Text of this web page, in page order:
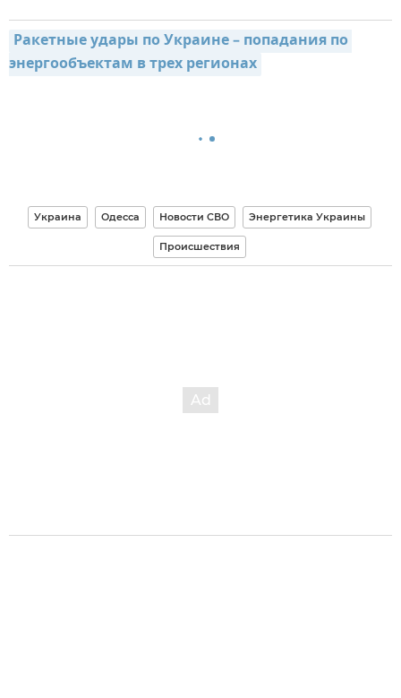
Ракетные удары по Украине – попадания по
энергообъектам в трех регионах
Украина Одесса Новости СВО Энергетика Украины
Происшествия